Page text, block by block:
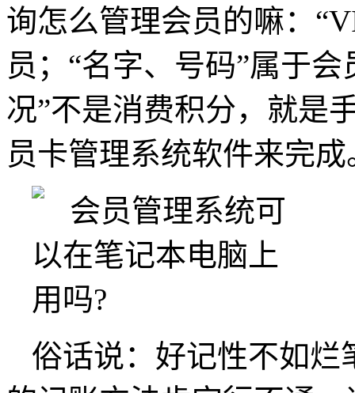
询怎么管理会员的嘛：
员；“名字、号码”属于
况”不是消费积分，就是
员卡管理系统软件来完成
俗话说：好记性不如烂